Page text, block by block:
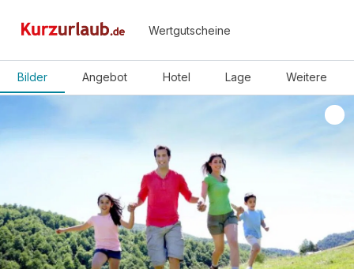
Wertgutscheine
Bilder Angebot Hotel Lage Weitere